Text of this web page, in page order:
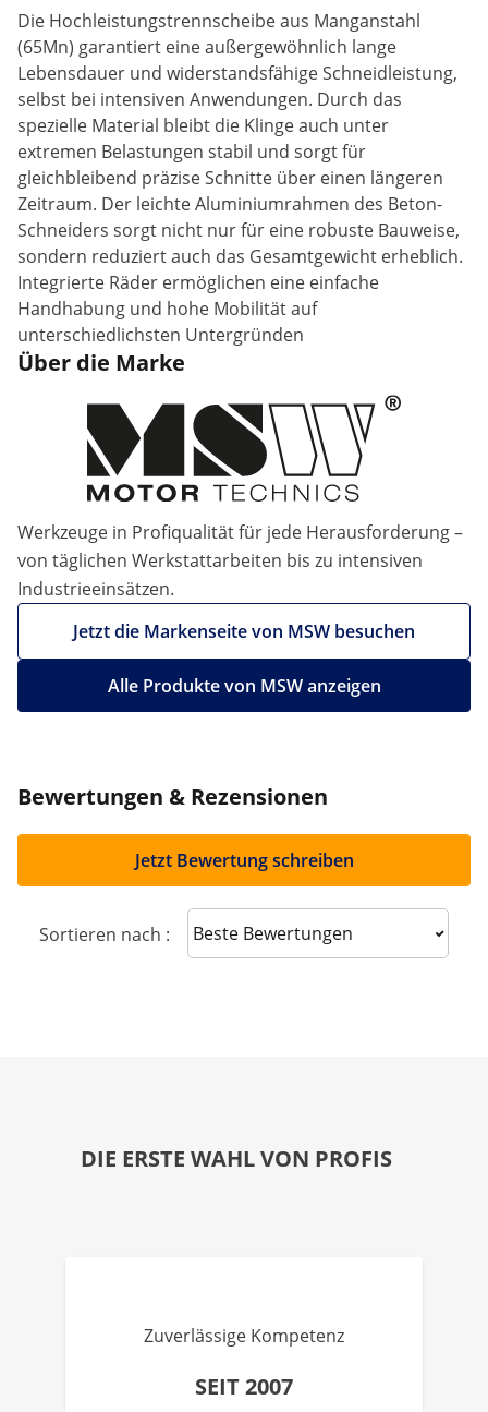
Die Hochleistungstrennscheibe aus Manganstahl
(65Mn) garantiert eine außergewöhnlich lange
Lebensdauer und widerstandsfähige Schneidleistung,
selbst bei intensiven Anwendungen. Durch das
spezielle Material bleibt die Klinge auch unter
extremen Belastungen stabil und sorgt für
gleichbleibend präzise Schnitte über einen längeren
Zeitraum. Der leichte Aluminiumrahmen des Beton-
Schneiders sorgt nicht nur für eine robuste Bauweise,
sondern reduziert auch das Gesamtgewicht erheblich.
Integrierte Räder ermöglichen eine einfache
Handhabung und hohe Mobilität auf
unterschiedlichsten Untergründen
Über die Marke
Werkzeuge in Profiqualität für jede Herausforderung –
von täglichen Werkstattarbeiten bis zu intensiven
Industrieeinsätzen.
Jetzt die Markenseite von MSW besuchen
Alle Produkte von MSW anzeigen
Bewertungen & Rezensionen
Jetzt Bewertung schreiben
Sortieren nach : Sort reviews
DIE ERSTE WAHL VON PROFIS
Zuverlässige Kompetenz
SEIT 2007